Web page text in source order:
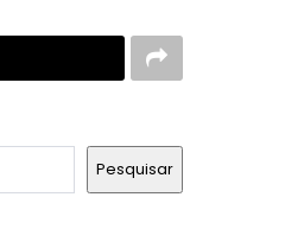
Pesquisar